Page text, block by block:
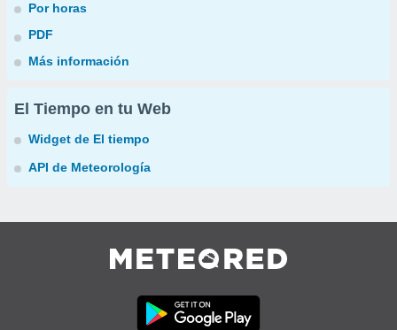
Por horas
PDF
Más información
El Tiempo en tu Web
Widget de El tiempo
API de Meteorología